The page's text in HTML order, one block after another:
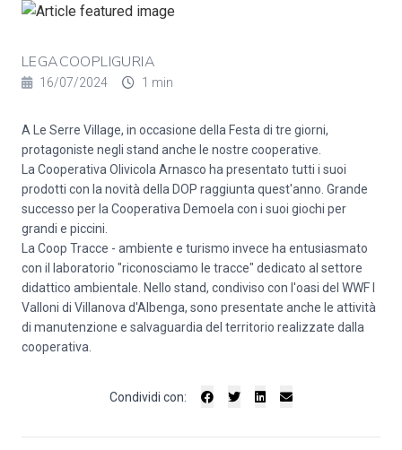
LEGACOOPLIGURIA
16/07/2024 1 min
A Le Serre Village, in occasione della Festa di tre giorni,
protagoniste negli stand anche le nostre cooperative.
La Cooperativa Olivicola Arnasco ha presentato tutti i suoi
prodotti con la novità della DOP raggiunta quest'anno. Grande
successo per la Cooperativa Demoela con i suoi giochi per
grandi e piccini.
La Coop Tracce - ambiente e turismo invece ha entusiasmato
con il laboratorio "riconosciamo le tracce" dedicato al settore
didattico ambientale. Nello stand, condiviso con l'oasi del WWF I
Valloni di Villanova d'Albenga, sono presentate anche le attività
di manutenzione e salvaguardia del territorio realizzate dalla
cooperativa.
Condividi con: